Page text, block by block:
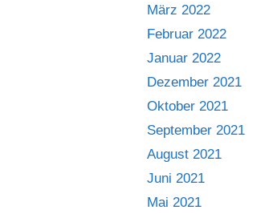
März 2022
Februar 2022
Januar 2022
Dezember 2021
Oktober 2021
September 2021
August 2021
Juni 2021
Mai 2021